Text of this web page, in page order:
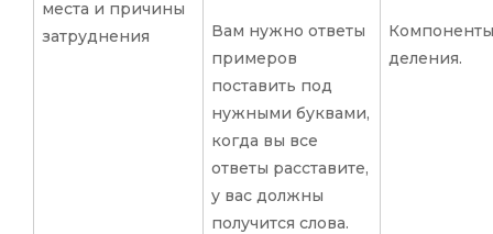
места и причины
затруднения
Вам нужно ответы
примеров
поставить под
нужными буквами,
когда вы все
ответы расставите,
у вас должны
получится слова.
Компоненты
деления.